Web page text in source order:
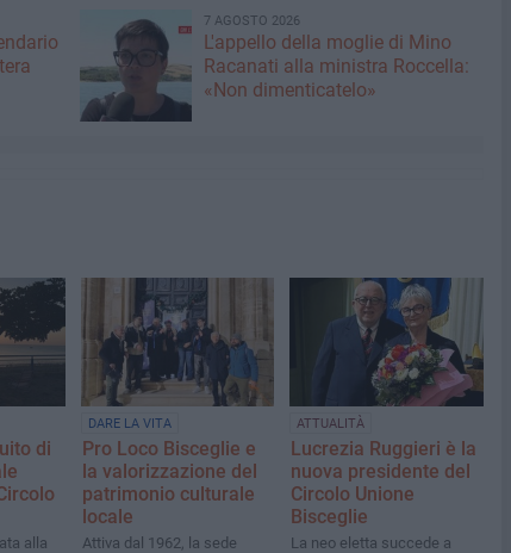
7 AGOSTO 2026
L'appello della moglie di Mino
Racanati alla ministra Roccella:
«Non dimenticatelo»
di
alla
DARE LA VITA
Pro Loco Bisceglie e
la valorizzazione del
patrimonio culturale
locale
Attiva dal 1962, la sede
ATTUALITÀ
Lucrezia Ruggieri è la
nuova presidente del
Circolo Unione
Bisceglie
La neo eletta succede a